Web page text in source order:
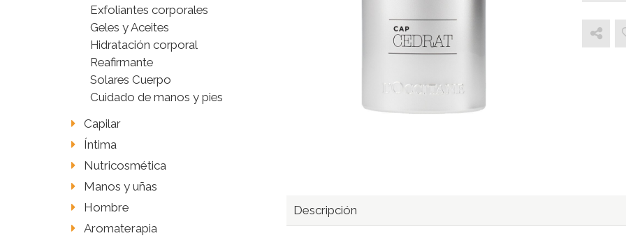
Descripción
Exfoliantes corporales
Geles y Aceites
Hidratación corporal
Reafirmante
Solares Cuerpo
Cuidado de manos y pies
Capilar
Íntima
Nutricosmética
Manos y uñas
Hombre
Aromaterapia